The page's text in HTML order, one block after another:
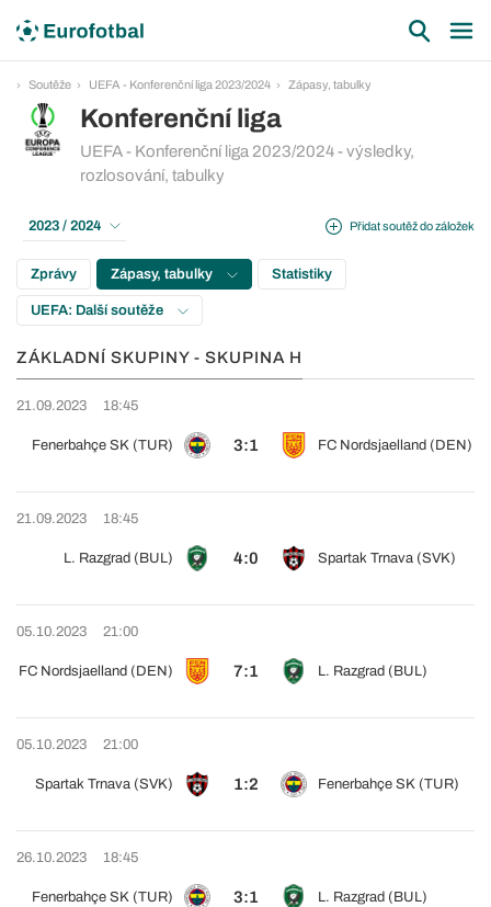
Soutěže UEFA - Konferenční liga 2023/2024 Zápasy, tabulky
Konferenční liga
UEFA - Konferenční liga 2023/2024 - výsledky,
rozlosování, tabulky
Přidat soutěž do záložek
2023 / 2024
Zprávy Zápasy, tabulky Statistiky
UEFA: Další soutěže
ZÁKLADNÍ SKUPINY - SKUPINA H
21.09.2023 18:45
Fenerbahçe SK (TUR) 3:1 FC Nordsjaelland (DEN)
21.09.2023 18:45
L. Razgrad (BUL) 4:0 Spartak Trnava (SVK)
05.10.2023 21:00
FC Nordsjaelland (DEN) 7:1 L. Razgrad (BUL)
05.10.2023 21:00
Spartak Trnava (SVK) 1:2 Fenerbahçe SK (TUR)
26.10.2023 18:45
Fenerbahçe SK (TUR) 3:1 L. Razgrad (BUL)